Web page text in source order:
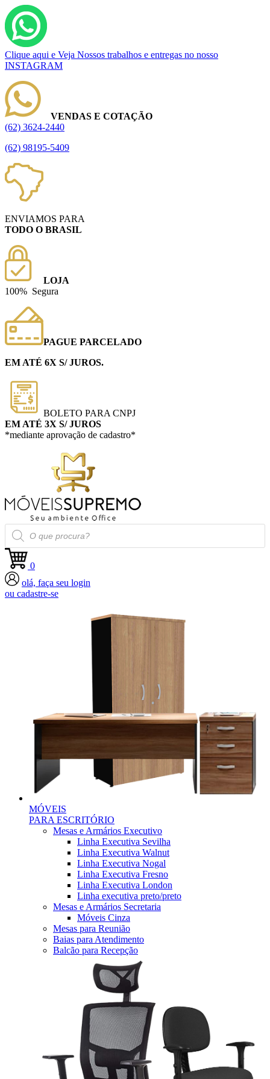
Clique aqui e Veja Nossos trabalhos e entregas no nosso
INSTAGRAM
VENDAS E COTAÇÃO
(62) 3624-2440
(62) 98195-5409
ENVIAMOS PARA
TODO O BRASIL
LOJA
100% Segura
PAGUE PARCELADO
EM ATÉ 6X S/ JUROS.
BOLETO PARA CNPJ
EM ATÉ 3X S/ JUROS
*mediante aprovação de cadastro*
Pesquisar
produtos
0
olá, faça seu login
ou cadastre-se
MÓVEIS
PARA ESCRITÓRIO
Mesas e Armários Executivo
Linha Executiva Sevilha
Linha Executiva Walnut
Linha Executiva Nogal
Linha Executiva Fresno
Linha Executiva London
Linha executiva preto/preto
Mesas e Armários Secretaria
Móveis Cinza
Mesas para Reunião
Baias para Atendimento
Balcão para Recepção